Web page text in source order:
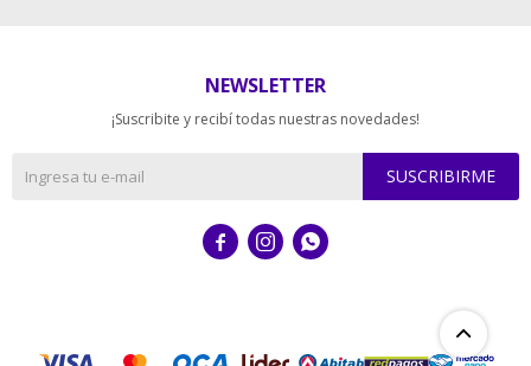
NEWSLETTER
¡Suscribite y recibí todas nuestras novedades!
SUSCRIBIRME
  